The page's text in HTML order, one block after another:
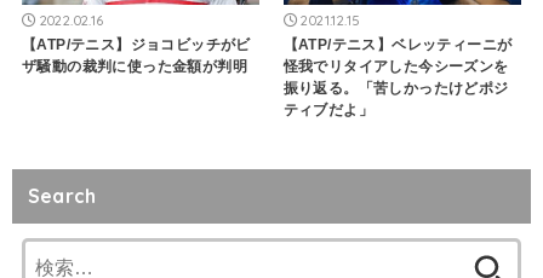
2022.02.16
【ATP/テニス】ジョコビッチがビ
ザ騒動の裁判に使った金額が判明
2021.12.15
【ATP/テニス】ベレッティーニが
怪我でリタイアした今シーズンを
振り返る。「苦しかったけどポジ
ティブだよ」
Search